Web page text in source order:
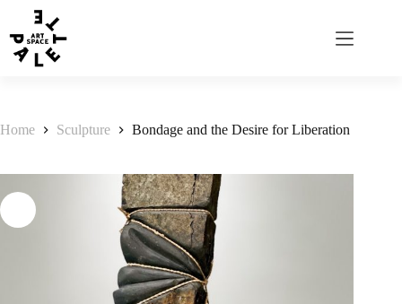
Home Sculpture Bondage and the Desire for Liberation